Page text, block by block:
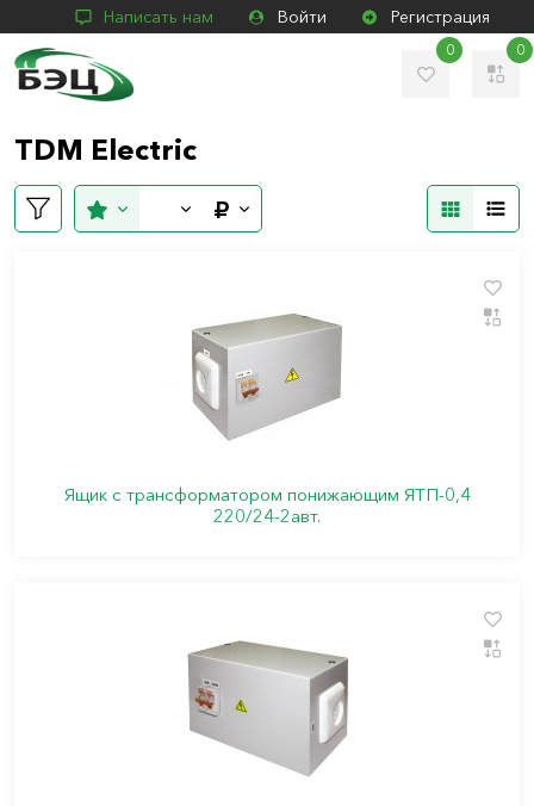
Написать нам Войти Регистрация
0 0
TDM Electric
Ящик с трансформатором понижающим ЯТП-0,4
220/24-2авт.